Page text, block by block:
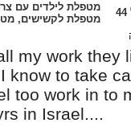
מטפלת לילדים עם
מטפלת לקשישים,
my work they
know to take
too work in to
in Israel....